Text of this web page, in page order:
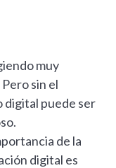
muy
sin el
digital puede ser
de la
digital es